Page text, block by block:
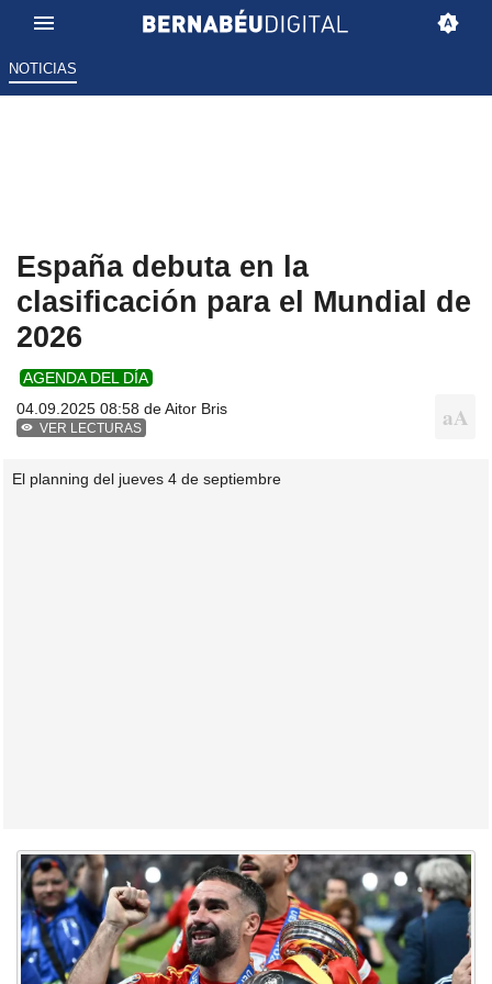
NOTICIAS
España debuta en la
clasificación para el Mundial de
2026
AGENDA DEL DÍA
04.09.2025 08:58 deAitor Bris
VER LECTURAS
El planning del jueves 4 de septiembre